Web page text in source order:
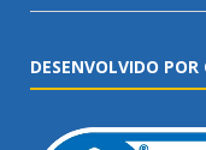
DESENVOLVIDO POR